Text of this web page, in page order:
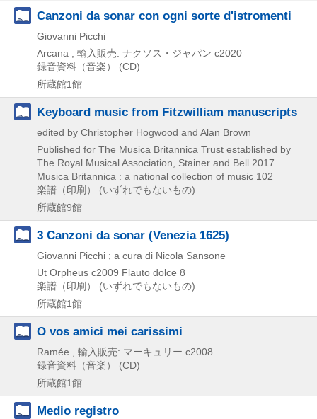
Canzoni da sonar con ogni sorte d'istromenti
Giovanni Picchi
Arcana , 輸入販売: ナクソス・ジャパン c2020
録音資料（音楽） (CD)
所蔵館1館
Keyboard music from Fitzwilliam manuscripts
edited by Christopher Hogwood and Alan Brown
Published for The Musica Britannica Trust established by
The Royal Musical Association, Stainer and Bell 2017
Musica Britannica : a national collection of music 102
楽譜（印刷） (いずれでもないもの)
所蔵館9館
3 Canzoni da sonar (Venezia 1625)
Giovanni Picchi ; a cura di Nicola Sansone
Ut Orpheus c2009 Flauto dolce 8
楽譜（印刷） (いずれでもないもの)
所蔵館1館
O vos amici mei carissimi
Ramée , 輸入販売: マーキュリー c2008
録音資料（音楽） (CD)
所蔵館1館
Medio registro